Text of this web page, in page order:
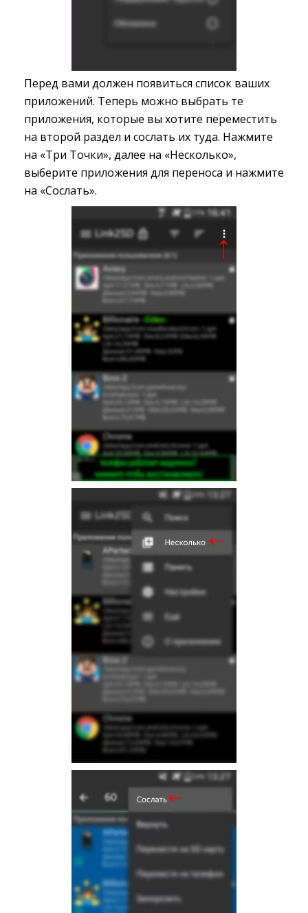
Перед вами должен появиться список ваших
приложений. Теперь можно выбрать те
приложения, которые вы хотите переместить
на второй раздел и сослать их туда. Нажмите
на «Три Точки», далее на «Несколько»,
выберите приложения для переноса и нажмите
на «Сослать».